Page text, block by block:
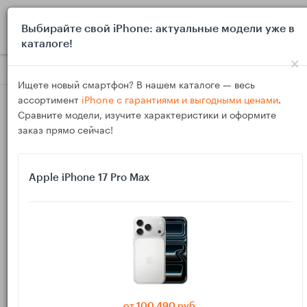
Блог Выбор и покупка Топ TWS‑наушников 2025 для
13
Топ TWS‑наушников 2025 для фильмов и
сериалов на планшете: без задержек и боли в
Выбирайте свой iPhone: актуальные модели уже в
каталоге!
×
Ищете новый смартфон? В нашем каталоге — весь
ассортимент iPhone с гарантиями и выгодными ценами.
Сравните модели, изучите характеристики и оформите
заказ прямо сейчас!
Apple iPhone 17 Pro Max